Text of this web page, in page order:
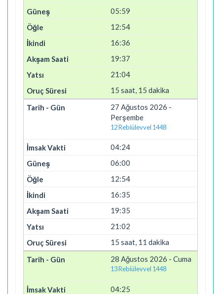
05:59
12:54
16:36
19:37
21:04
15 saat, 15 dakika
27 Ağustos 2026 -
Perşembe
12 Rebiülevvel 1448
04:24
06:00
12:54
16:35
19:35
21:02
15 saat, 11 dakika
28 Ağustos 2026 - Cuma
13 Rebiülevvel 1448
04:25